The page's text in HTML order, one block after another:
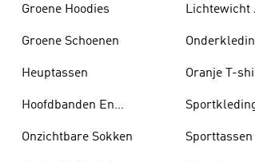
Groene Hoodies
Groene Schoenen
Heuptassen
Hoofdbanden En
Onzichtbare Sokken
Lichtewicht
Oranje T-
Sporttassen